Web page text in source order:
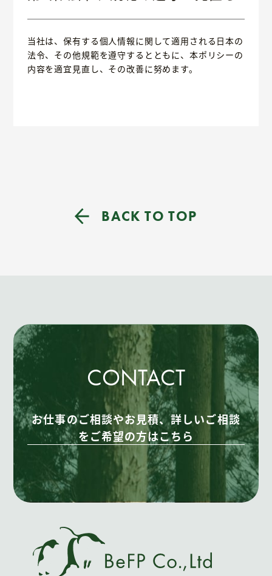
当社は、保有する個人情報に関して適用される日本の
法令、その他規範を遵守するとともに、本ポリシーの
内容を適宜見直し、その改善に努めます。
BACK TO TOP
CONTACT
お仕事のご相談やお見積、詳しいご相談
をご希望の方はこちら